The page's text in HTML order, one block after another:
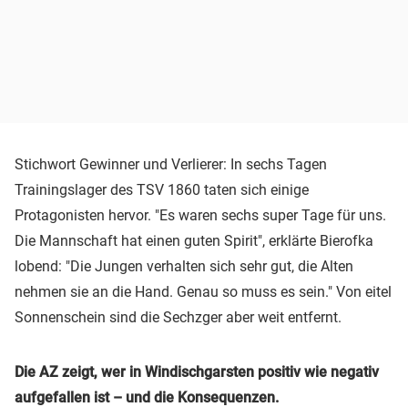
Stichwort Gewinner und Verlierer: In sechs Tagen
Trainingslager des TSV 1860 taten sich einige
Protagonisten hervor. "Es waren sechs super Tage für uns.
Die Mannschaft hat einen guten Spirit", erklärte Bierofka
lobend: "Die Jungen verhalten sich sehr gut, die Alten
nehmen sie an die Hand. Genau so muss es sein." Von eitel
Sonnenschein sind die Sechzger aber weit entfernt.
Die AZ zeigt, wer in Windischgarsten positiv wie negativ
aufgefallen ist – und die Konsequenzen.